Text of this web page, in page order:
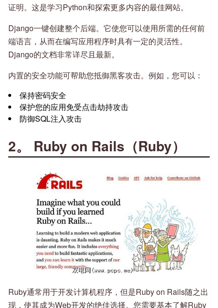
证明。这是学习Python和探索更多内容的最佳网站。
Django一键创建整个后端。它使您可以使用所需的任何前
端语言，从而在编写应用程序时具有一定的灵活性。
Django的文档非常详尽且最新。
内置的安全功能可帮助您抵御黑客攻击。例如，您可以：
保持密码安全
保护您的应用免受点击劫持攻击
防御SQL注入攻击
2。 Ruby on Rails（Ruby）
Ruby通常用于开发计算机程序，但是Ruby on Rails随之出
现，使其成为Web开发的绝佳选择。您需要基本了解Ruby